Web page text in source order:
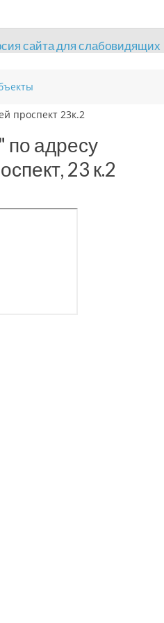
сайта для слабовидящих
ОРГАНИЗАЦИИ
ПРЕСС-ЦЕНТР
проспект 23к.2
по адресу
23 к.2